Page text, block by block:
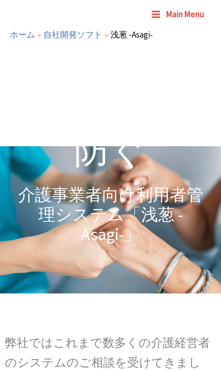
Main Menu
ホーム
自社開発ソフト 浅葱 -Asagi-
防ぐ
介護事業者向け利用者管
理システム「浅葱 -
Asagi-」
弊社ではこれまで数多くの介護経営者
のシステムのご相談を受けてきまし